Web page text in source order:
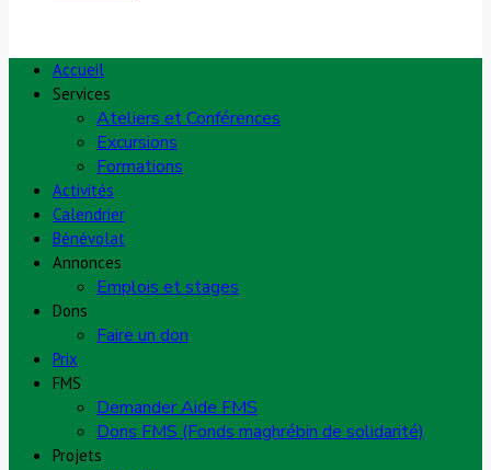
Accueil
Services
Ateliers et Conférences
Excursions
Formations
Activités
Calendrier
Bénévolat
Annonces
Emplois et stages
Dons
Faire un don
Prix
FMS
Demander Aide FMS
Dons FMS (Fonds maghrébin de solidarité)
Projets